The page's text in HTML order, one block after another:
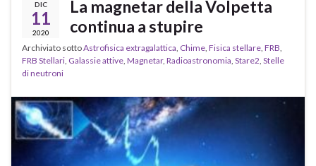
DIC
11
2020
La magnetar della Volpetta
continua a stupire
Archiviato sottoAstrofisica extragalattica, Chime, Fisica stellare, FRB,
FRB Stellari, Galassie attive, Magnetar, Radioastronomia, Stare2, Stelle
di neutroni